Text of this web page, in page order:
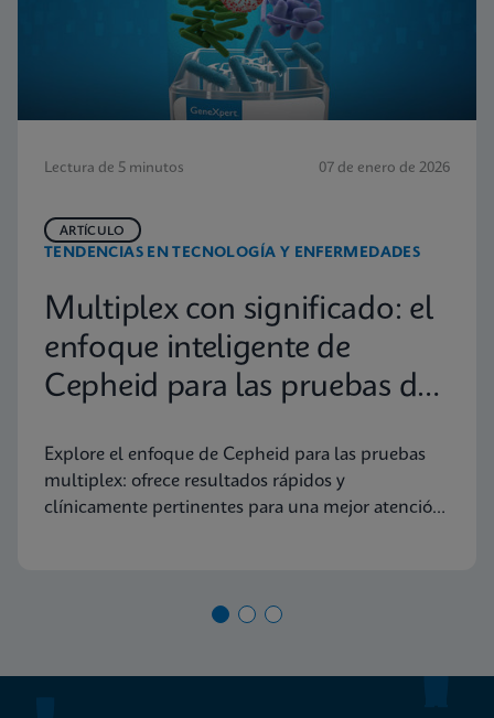
Lectura de 5 minutos 07 de enero de 2026
TENDENCIAS EN TECNOLOGÍA Y ENFERMEDADES
ARTÍCULO
Multiplex con significado: el
enfoque inteligente de
Cepheid para las pruebas de
Explore el enfoque de Cepheid para las pruebas
multiplex: ofrece resultados rápidos y
clínicamente pertinentes para una mejor atención